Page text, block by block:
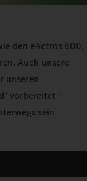
den eActros 600,
Auch unsere
unseren
3 vorbereitet –
sein